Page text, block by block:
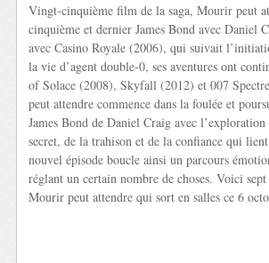
Vingt-cinquième film de la saga, Mourir peut
cinquième et dernier James Bond avec Daniel
avec Casino Royale (2006), qui suivait
la vie d’agent double-0, ses aventures ont
of Solace (2008), Skyfall (2012) et 007
peut attendre commence dans la foulée et
James Bond de Daniel Craig avec l’exploration
secret, de la trahison et de la confiance qui
nouvel épisode boucle ainsi un parcours
réglant un certain nombre de choses. Voici
Mourir peut attendre qui sort en salles ce 6